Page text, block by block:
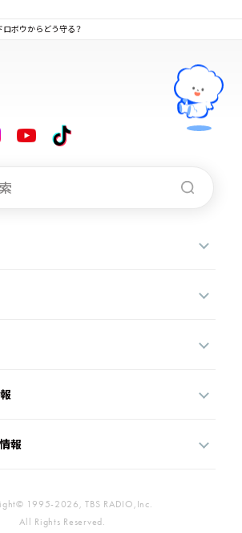
ボウからどう守る？
報
1995-2026, TBS RADIO,Inc.
All Rights Reserved.